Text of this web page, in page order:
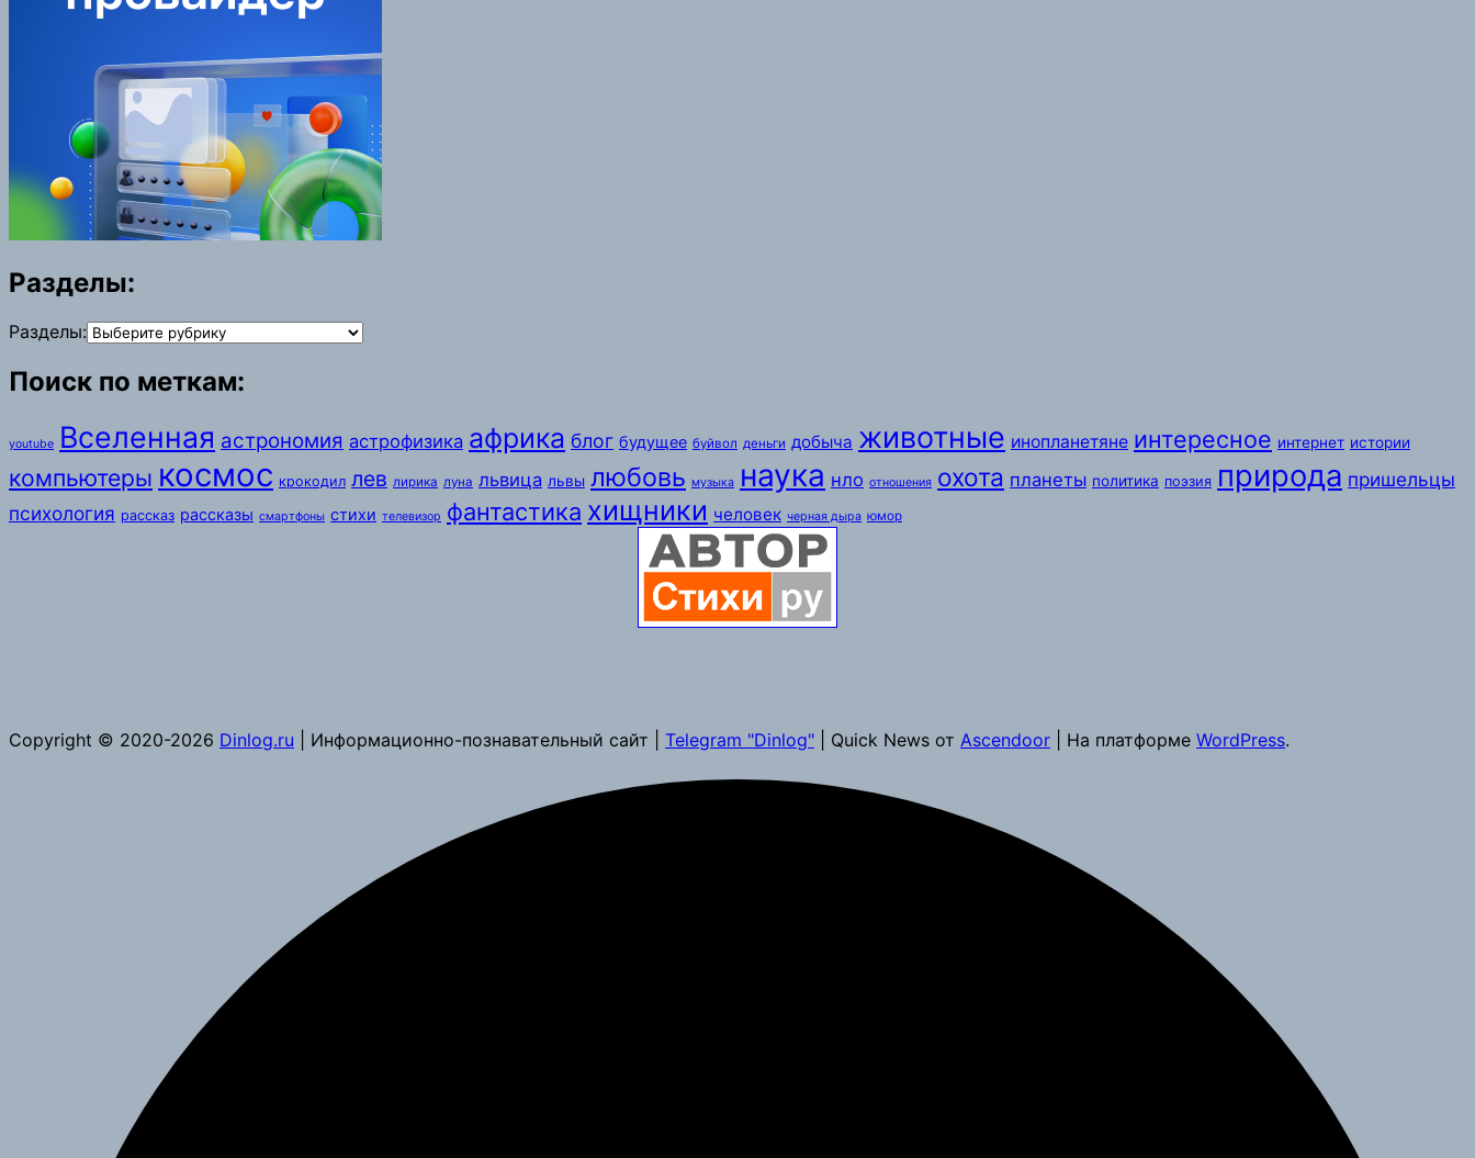
Разделы:
Разделы:
Поиск по меткам:
youtube Вселенная астрономия астрофизика африка блог будущее буйвол деньги добыча животные инопланетяне интересное интернет истории
компьютеры космос крокодил лев лирика луна львица львы любовь музыка наука нло отношения охота планеты политика поэзия природа пришельцы
психология рассказ рассказы смартфоны стихи телевизор фантастика хищники человек черная дыра юмор
Copyright © 2020-2026 Dinlog.ru | Информационно-познавательный сайт | Telegram "Dinlog" | Quick News от Ascendoor | На платформе WordPress.